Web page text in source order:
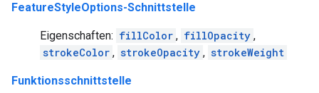
FeatureStyleOptions-Schnittstelle
Eigenschaften: fillColor , fillOpacity ,
strokeColor , strokeOpacity , strokeWeight
Funktionsschnittstelle